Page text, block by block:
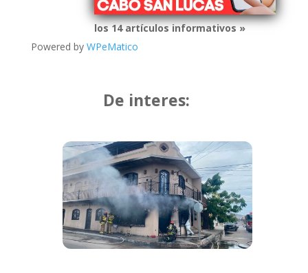
los 14 artículos informativos »
Powered by WPeMatico
De interes: